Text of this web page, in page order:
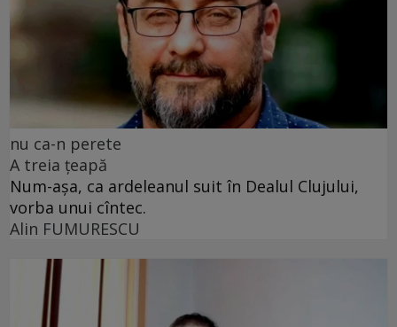
nu ca-n perete
A treia țeapă
Num-așa, ca ardeleanul suit în Dealul Clujului,
vorba unui cîntec.
Alin FUMURESCU